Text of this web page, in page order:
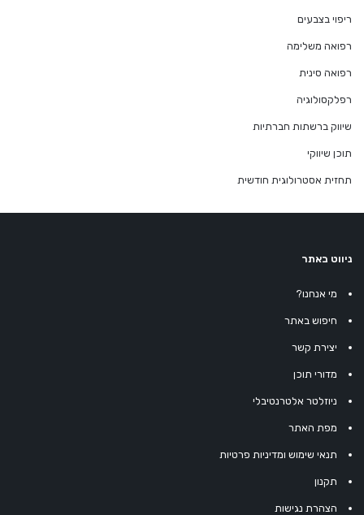
ריפוי בצבעים
רפואה משלימה
רפואה סינית
רפלקסולוגיה
שיווק ברשתות חברתיות
תוכן שיווקי
תחזית אסטרולוגית חודשית
ניווט באתר
מי אנחנו?
חיפוש באתר
יצירת קשר
מדורי תוכן
ניוזלטר אלטרנטיבלי
מפת האתר
תנאי שימוש ומדיניות פרטיות
תקנון
הצהרת נגישות